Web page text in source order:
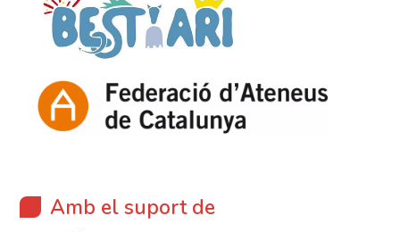
Amb el suport de